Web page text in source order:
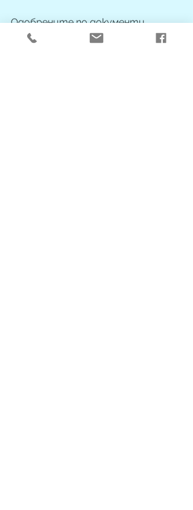
Одобрените по документи
кандидати ще бъдат поканени на